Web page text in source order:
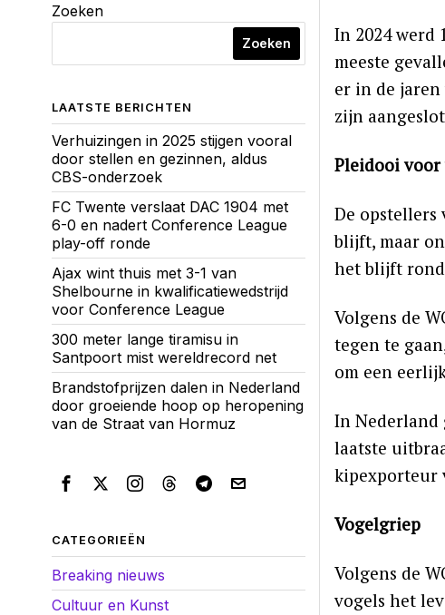
In 2024 werd
meeste
er in de jaren
zijn
Pleidooi voor
De
blijft, maar
het blijft
Volgens de
tegen te
om een
In Nederland
laatste
kipexporteur
Vogelgriep
Volgens de
vogels het
Zoeken
Zoeken
LAATSTE BERICHTEN
Verhuizingen in 2025 stijgen vooral
door stellen en gezinnen, aldus
CBS-onderzoek
FC Twente verslaat DAC 1904 met
6-0 en nadert Conference League
play-off ronde
Ajax wint thuis met 3-1 van
Shelbourne in kwalificatiewedstrijd
voor Conference League
300 meter lange tiramisu in
Santpoort mist wereldrecord net
Brandstofprijzen dalen in Nederland
door groeiende hoop op heropening
van de Straat van Hormuz
CATEGORIEËN
Breaking nieuws
Cultuur en Kunst